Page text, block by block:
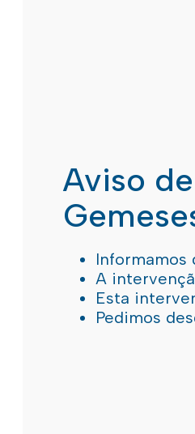
Aviso
Informamos
A
Esta
Pedimos